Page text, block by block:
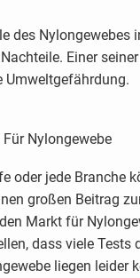
des Nylongewebes
Einer
Umweltgefährdung.
Nylongewebe
oder jede Branche
großen Beitrag
Markt für
dass viele Tests
liegen leider